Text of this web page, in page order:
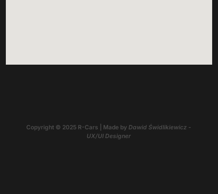
Copyright © 2025 R-Cars | Made byDawid Świdlikiewicz -
UX/UI Designer